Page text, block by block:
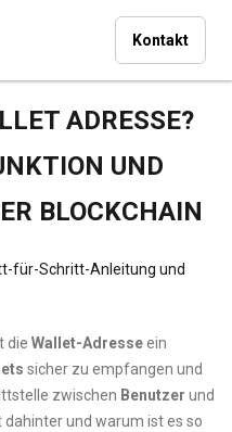
Kontakt
ADRESSE?
UND
BLOCKCHAIN
die Wallet-Adresseein
sicher zu empfangen und
zwischen Benutzer und
dahinter und warum ist es so